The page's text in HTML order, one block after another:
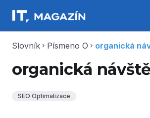
Slovník chevron_right Písmeno O chevron_right organická
organická
SEO Optimalizace